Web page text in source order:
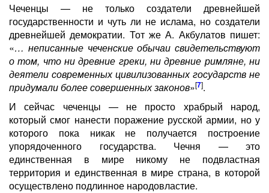
Чеченцы — не только создатели древнейшей
государственности и чуть ли не ислама, но создатели
древнейшей демократии. Тот же А. Акбулатов пишет:
«… неписанные чеченские обычаи свидетельствуют
о том, что ни древние греки, ни древние римляне, ни
деятели современных цивилизованных государств не
придумали более совершенных законов»[7].
И сейчас чеченцы — не просто храбрый народ,
который смог нанести поражение русской армии, но у
которого пока никак не получается построение
упорядоченного государства. Чечня — это
единственная в мире никому не подвластная
территория и единственная в мире страна, в которой
осуществлено подлинное народовластие.